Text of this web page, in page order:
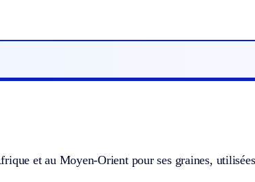
et au Moyen-Orient pour ses graines,